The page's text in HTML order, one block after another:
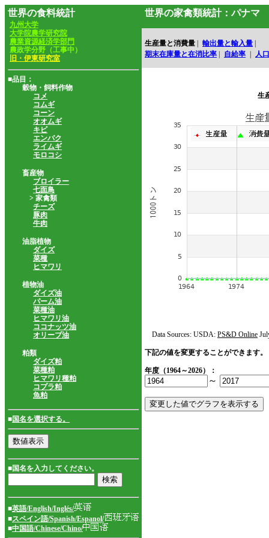
世界の食料統計
九州大学
大学院農学研究院
農業資源経済学部門
農政学分野（工事中）
旧・伊東研究室
■品目：
穀物・飼料作物
コメ
コムギ
コーン
オオムギ
キビ
エンバク
ライムギ
モロコシ
畜産物
ブロイラー
七面鳥
> 家禽類
チーズ
豚肉
牛肉
油脂植物
ダイズ
菜種
ヒマワリ
植物油
ダイズ油
パーム油
菜種油
ヒマワリ油
ココナッツ油
オリーブ油
粕類
ダイズ粕
菜種粕
ヒマワリ種粕
コプラ粕
魚粕
■国名を選択する。
■国名を入力してください。
■英語/English/Inglés/
■スペイン語/Spanish/Espanol/
■中国語/Chinese/Chino/
世界の家禽類統計：パナマ
生産量と消費量 輸出量と輸入量
期末在庫量と在消比率
自給率 人口
生
Data Sources: USDA: PS&D Online
下記の値を変更することができます。
年度（1964～2026）：
～